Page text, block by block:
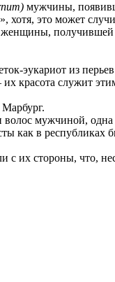
мужчины,
это может
получившей
эукариот из
красота служит
мужчиной, одна
как в
их стороны, что,